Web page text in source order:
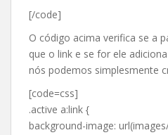
[/code]
O código acima verifica se a
que o link e se for ele
nós podemos simplesmente
[code=css]
.active a:link {
background-image: